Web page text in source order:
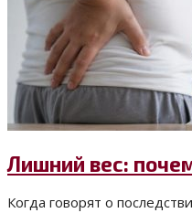
Лишний вес:
Когда говорят о